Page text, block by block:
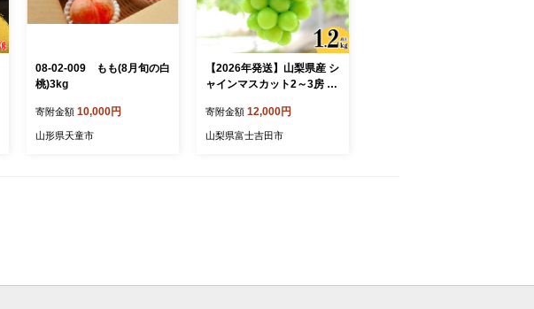
08-02-009 もも(8月旬の白
桃)3kg
寄附金額 10,000円
山形県天童市
【2026年発送】山梨県産 シ
ャインマスカット2～3房 (1.
寄附金額 12,000円
山梨県富士吉田市